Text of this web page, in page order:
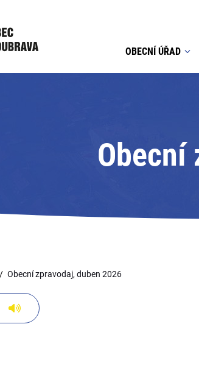
OBECNÍ ÚŘAD
Obecní
Obecní zpravodaj, duben 2026